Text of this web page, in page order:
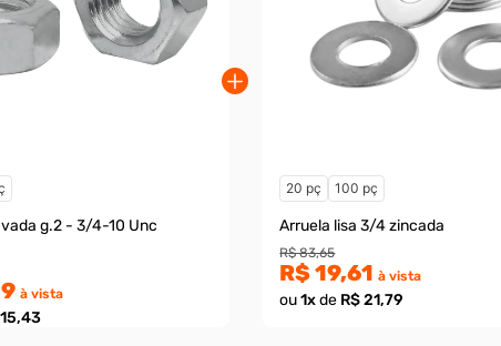
g.2 - 3/4-10 Unc
à vista
20 pç 100 pç
Arruela lisa 3/4 zincada
R$ 83,65
R$ 19,61 à vista
ou1xde R$ 21,79